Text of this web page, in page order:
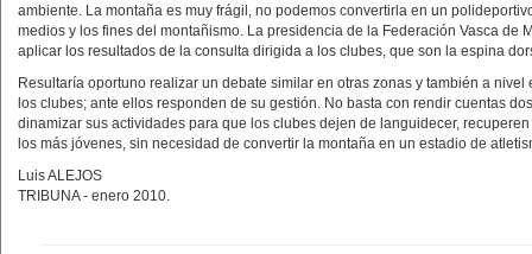
ambiente. La montaña es muy frágil, no podemos convertirla en un
medios y los fines del montañismo. La presidencia de la Federación Vasca de
aplicar los resultados de la consulta dirigida a los clubes, que son la espina
Resultaría oportuno realizar un debate similar en otras zonas y también a
los clubes; ante ellos responden de su gestión. No basta con rendir cuentas
dinamizar sus actividades para que los clubes dejen de languidecer,
los más jóvenes, sin necesidad de convertir la montaña en un estadio de
Luis ALEJOS
TRIBUNA - enero 2010.